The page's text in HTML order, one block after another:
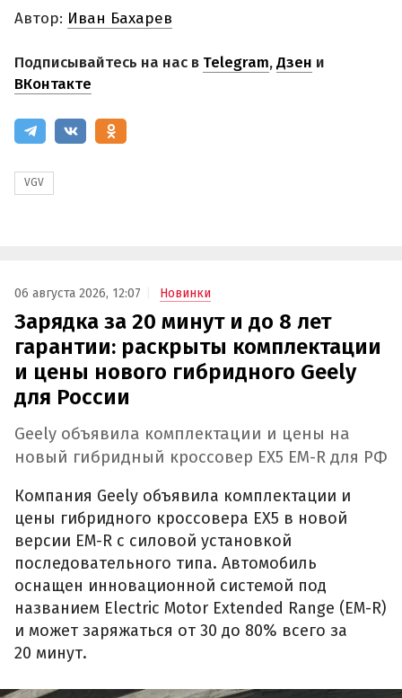
Автор: Иван Бахарев
Подписывайтесь на нас в Telegram,Дзен и
ВКонтакте
VGV
06 августа 2026, 12:07 Новинки
Зарядка за 20 минут и до 8 лет
гарантии: раскрыты комплектации
и цены нового гибридного Geely
для России
Geely объявила комплектации и цены на
новый гибридный кроссовер EX5 EM-R для РФ
Компания Geely объявила комплектации и
цены гибридного кроссовера EX5 в новой
версии EM-R с силовой установкой
последовательного типа. Автомобиль
оснащен инновационной системой под
названием Electric Motor Extended Range (EM-R)
и может заряжаться от 30 до 80% всего за
20 минут.